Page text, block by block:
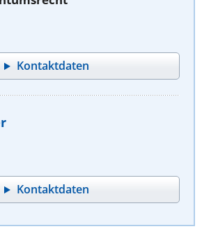
Kontaktdaten
Kontaktdaten